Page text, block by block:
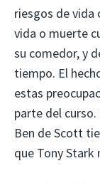
riesgos de vida
vida o muerte
su comedor, y
tiempo. El
estas
parte del
Ben de Scott
que Tony Stark